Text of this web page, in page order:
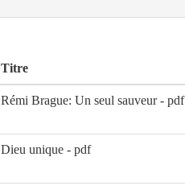
Titre
Rémi Brague: Un seul sauveur - pdf
Dieu unique - pdf